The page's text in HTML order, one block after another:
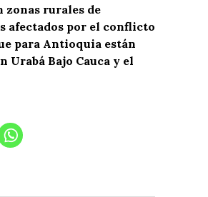
zonas rurales de
afectados por el conflicto
para Antioquia están
Urabá Bajo Cauca y el